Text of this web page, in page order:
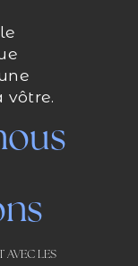
vôtre.
AVEC LES